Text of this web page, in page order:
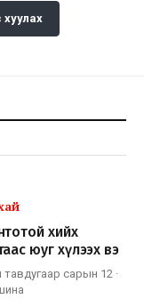
хийх
юуг хүлээх вэ
тавдугаар сарын 12 ·